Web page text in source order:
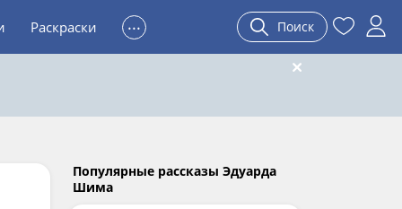
Раскраски ... Поиск
Популярные рассказы Эдуарда
Шима